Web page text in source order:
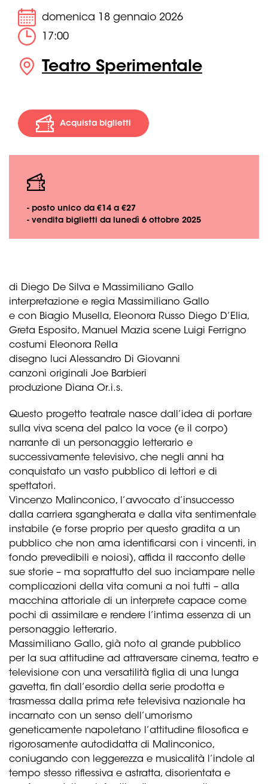
domenica 18 gennaio 2026
17:00
Teatro Sperimentale
Acquista biglietti
- posto unico da €14 a €27
- vendita biglietti da lunedì 6 ottobre 2025
di Diego De Silva e Massimiliano Gallo
interpretazione e regia Massimiliano Gallo
e con Biagio Musella, Eleonora Russo Diego D’Elia,
Greta Esposito, Manuel Mazia scene Luigi Ferrigno
costumi Eleonora Rella
disegno luci Alessandro Di Giovanni
canzoni originali Joe Barbieri
produzione Diana Or.i.s.
Questo progetto teatrale nasce dall’idea di portare
sulla viva scena del palco la voce (e il corpo)
narrante di un personaggio letterario e
successivamente televisivo, che negli anni ha
conquistato un vasto pubblico di lettori e di
spettatori.
Vincenzo Malinconico, l’avvocato d’insuccesso
dalla carriera sgangherata e dalla vita sentimentale
instabile (e forse proprio per questo gradita a un
pubblico che non ama identificarsi con i vincenti, in
fondo prevedibili e noiosi), affida il racconto delle
sue storie – ma soprattutto del suo inciampare nelle
complicazioni della vita comuni a noi tutti – alla
macchina attoriale di un interprete capace come
pochi di assimilare e rendere l’intima essenza di un
personaggio letterario.
Massimiliano Gallo, già noto al grande pubblico
per la sua attitudine ad attraversare cinema, teatro e
televisione con una versatilità figlia di una lunga
gavetta, fin dall’esordio della serie prodotta e
trasmessa dalla prima rete televisiva nazionale ha
incarnato con un senso dell’umorismo
geneticamente napoletano l’attitudine filosofica e
rigorosamente autodidatta di Malinconico,
coniugando con leggerezza e musicalità l’indole al
tempo stesso riflessiva e astratta, disorientata e